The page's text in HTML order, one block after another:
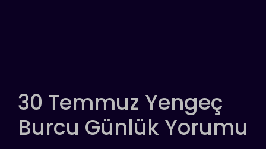
30 Temmuz Yengeç
Burcu Günlük Yorumu